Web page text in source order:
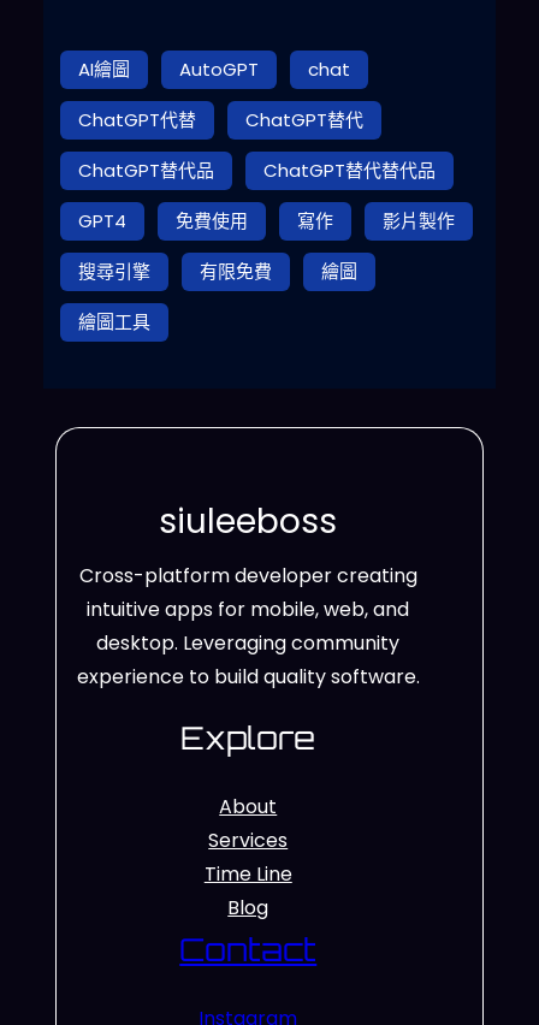
AI繪圖 AutoGPT
chat
ChatGPT代替
ChatGPT替代
ChatGPT替代品
ChatGPT替代替代品
GPT4
免費使用 寫作
影片製作
搜尋引擎
有限免費
繪圖
繪圖工具
siuleeboss
Cross-platform developer creating
intuitive apps for mobile, web, and
desktop. Leveraging community
experience to build quality software.
Explore
About
Services
Time Line
Blog
Contact
Instagram